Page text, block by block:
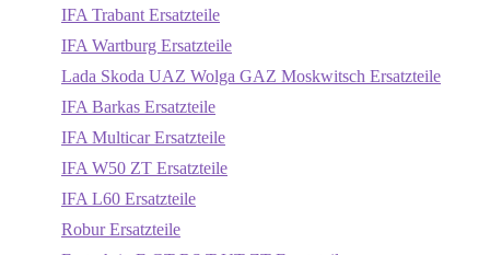
IFA Trabant Ersatzteile
IFA Wartburg Ersatzteile
Lada Skoda UAZ Wolga GAZ Moskwitsch Ersatzteile
IFA Barkas Ersatzteile
IFA Multicar Ersatzteile
IFA W50 ZT Ersatzteile
IFA L60 Ersatzteile
Robur Ersatzteile